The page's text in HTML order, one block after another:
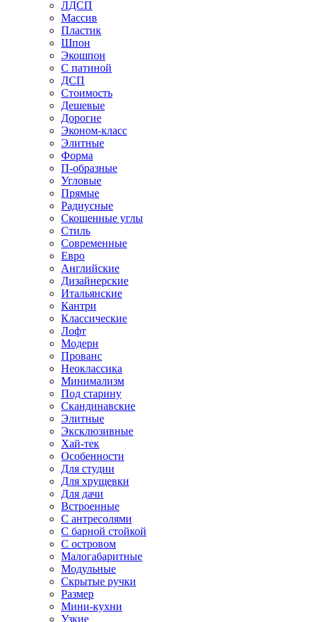
ЛДСП
Массив
Пластик
Шпон
Экошпон
С патиной
ДСП
Стоимость
Дешевые
Дорогие
Эконом-класс
Элитные
Форма
П-образные
Угловые
Прямые
Радиусные
Скошенные углы
Стиль
Современные
Евро
Английские
Дизайнерские
Итальянские
Кантри
Классические
Лофт
Модерн
Прованс
Неоклассика
Минимализм
Под старину
Скандинавские
Элитные
Эксклюзивные
Хай-тек
Особенности
Для студии
Для хрущевки
Для дачи
Встроенные
С антресолями
С барной стойкой
С островом
Малогабаритные
Модульные
Скрытые ручки
Размер
Мини-кухни
Узкие